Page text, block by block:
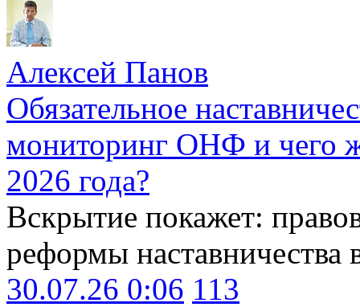
Алексей Панов
Обязательное
мониторинг ОНФ и чего
2026 года?
Вскрытие покажет:
реформы наставничества
30.07.26 0:06 113